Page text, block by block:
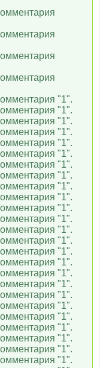
"1".
"1".
"1".
"1".
"1".
"1".
"1".
"1".
"1".
"1".
"1".
"1".
"1".
"1".
"1".
"1".
"1".
"1".
"1".
"1".
"1".
"1".
"1".
"1".
"1".